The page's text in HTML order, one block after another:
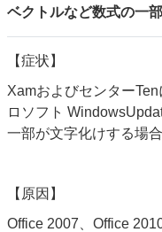
ベクトルなど数式の一
【症状】
Xamおよびセンター
ロソフト
一部が文字化けする場合
【原因】
Office 2007
Office